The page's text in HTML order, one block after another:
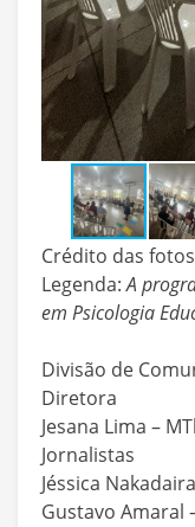
Crédito das
Legenda:A
em Psicologia
Divisão de
Diretora
Jesana Lima –
Jornalistas
Jéssica Nakadaira
Gustavo Amaral